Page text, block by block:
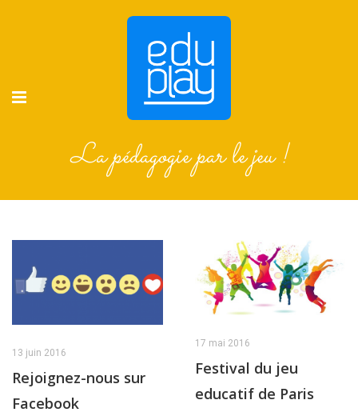
La pédagogie par le jeu !
Rejoignez-nous sur
Facebook
13 juin 2016
Festival du jeu
educatif de Paris
17 mai 2016